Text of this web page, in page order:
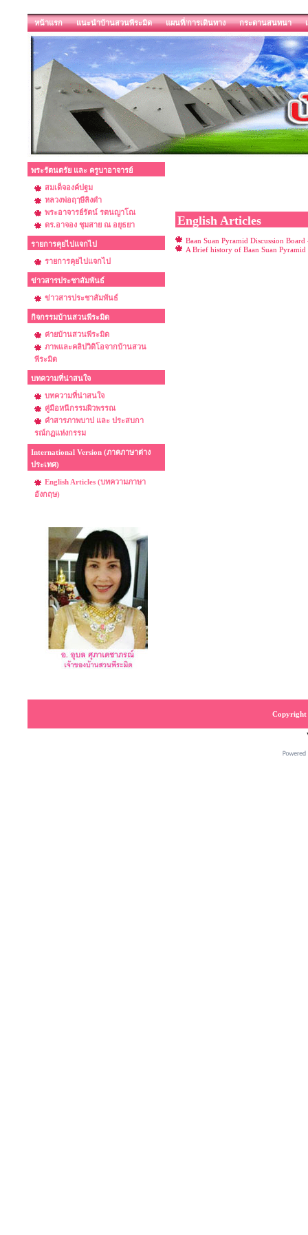
หน้าแรก แนะนำบ้านสวนพีระมิด แผนที่/การเดินทาง กระดานสนทนา
พระรัตนตรัย และ ครูบาอาจารย์
สมเด็จองค์ปฐม
หลวงพ่อฤๅษีลิงดำ
พระอาจารย์รัตน์ รตนญาโณ
ดร.อาจอง ชุมสาย ณ อยุธยา
รายการคุยไปแจกไป
รายการคุยไปแจกไป
ข่าวสารประชาสัมพันธ์
ข่าวสารประชาสัมพันธ์
กิจกรรมบ้านสวนพีระมิด
ค่ายบ้านสวนพีระมิด
ภาพและคลิปวิดิโอจากบ้านสวน
พีระมิด
บทความที่น่าสนใจ
บทความที่น่าสนใจ
คู่มือหนีกรรมผิวพรรณ
คำสารภาพบาป และ ประสบกา
รณ์กฏแห่งกรรม
International Version (ภาคภาษาต่าง
ประเทศ)
English Articles (บทความภาษา
อังกฤษ)
English Articles
Baan Suan Pyramid Discussion
A Brief history of Baan Suan Pyramid
Copyright